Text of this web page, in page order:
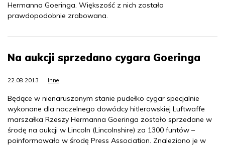
Hermanna Goeringa. Większość z nich została
prawdopodobnie zrabowana.
Na aukcji sprzedano cygara Goeringa
22.08.2013 Inne
Będące w nienaruszonym stanie pudełko cygar specjalnie
wykonane dla naczelnego dowódcy hitlerowskiej Luftwaffe
marszałka Rzeszy Hermanna Goeringa zostało sprzedane w
środę na aukcji w Lincoln (Lincolnshire) za 1300 funtów –
poinformowała w środę Press Association. Znaleziono je w